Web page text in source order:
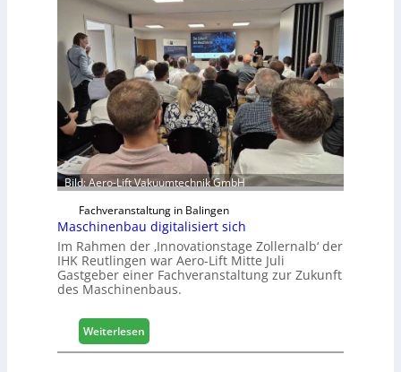
b
r
a
n
c
h
e
e
r
ö
r
t
e
r
t
Z
u
k
n
Bild: Aero-Lift Vakuumtechnik GmbH
Fachveranstaltung in Balingen
Maschinenbau digitalisiert sich
Im Rahmen der ‚Innovationstage Zollernalb‘ der
IHK Reutlingen war Aero-Lift Mitte Juli
Gastgeber einer Fachveranstaltung zur Zukunft
des Maschinenbaus.
Weiterlesen
M